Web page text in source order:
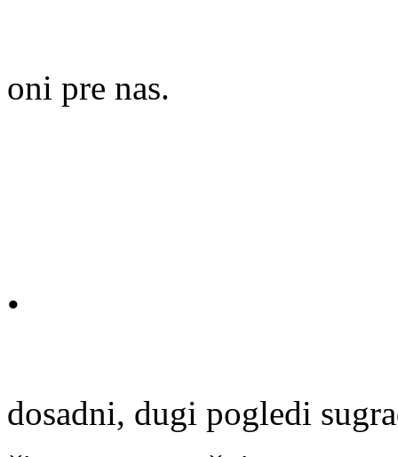
oni pre nas.
•
dosadni, dugi pogledi